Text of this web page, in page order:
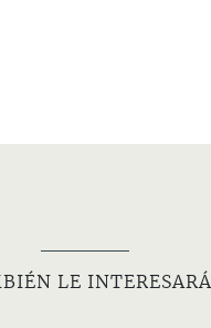
LE INTERESARÁ